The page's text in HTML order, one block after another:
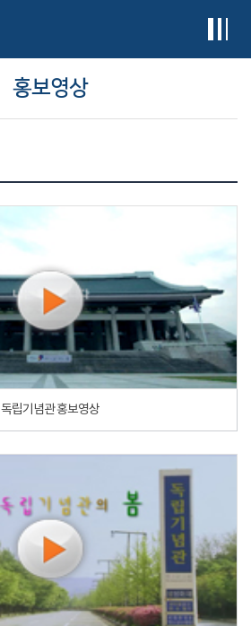
홍보영상
독립기념관 홍보영상